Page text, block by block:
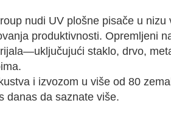
nudi UV plošne pisače u
produktivnosti. Opremljeni
staklo, drvo,
i izvozom u više od 80
danas da saznate više.